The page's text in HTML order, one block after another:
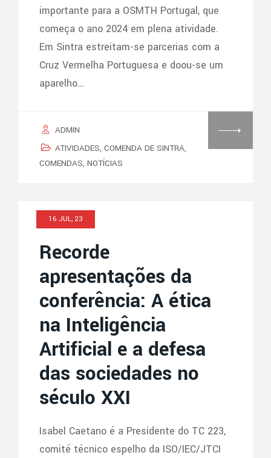
importante para a OSMTH Portugal, que
começa o ano 2024 em plena atividade.
Em Sintra estreitam-se parcerias com a
Cruz Vermelha Portuguesa e doou-se um
aparelho…
ADMIN
ATIVIDADES, COMENDA DE SINTRA,
COMENDAS, NOTÍCIAS
16 JUL, 23
Recorde
apresentações da
conferência: A ética
na Inteligência
Artificial e a defesa
das sociedades no
século XXI
Isabel Caetano é a Presidente do TC 223,
comité técnico espelho da ISO/IEC/JTCI